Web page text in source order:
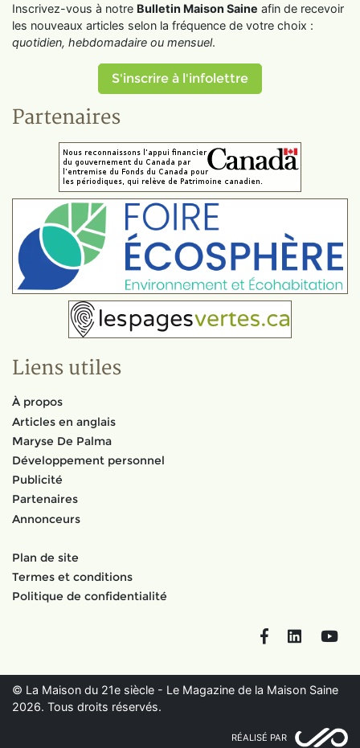
Inscrivez-vous à notre Bulletin Maison Saine afin de recevoir
les nouveaux articles selon la fréquence de votre choix :
quotidien, hebdomadaire ou mensuel.
S'inscrire à l'infolettre
Partenaires
Liens utiles
À propos
Articles en anglais
Maryse De Palma
Développement personnel
Publicité
Partenaires
Annonceurs
Plan de site
Termes et conditions
Politique de confidentialité
FacebookLinkedIn
© La Maison du 21e siècle - Le Magazine de la Maison Saine
2026. Tous droits réservés.
RÉALISÉ PAR